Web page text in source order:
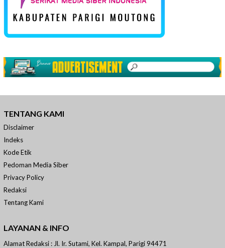
TENTANG KAMI
Disclaimer
Indeks
Kode Etik
Pedoman Media Siber
Privacy Policy
Redaksi
Tentang Kami
LAYANAN & INFO
Alamat Redaksi : Jl. Ir. Sutami, Kel. Kampal, Parigi 94471